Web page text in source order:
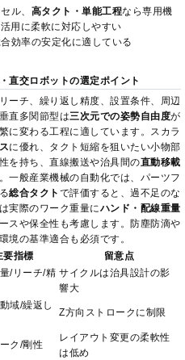
ル、 高タクト・単能工程なら専用機
用に柔軟に対応しやすい
効率の安定化に適している
直交ロボットの選定ポイント
ーチ、繰り返し精度、設置条件、周辺
直多関節型は三次元での姿勢自由度が
に変わる工程に適しています。スカラ
に優れ、タクト短縮を狙いたい小物部
を持ち、直線搬送や治具間の直動移載
一般産業機械の自動化では、パーツフ
総合タクト で評価すると、過不足のな
実際のワーク重量にハンド・配線重量
スや保全性も考慮します。防塵防滴や
境の基準適合も必須です。
要指標
留意点
/リーチ/精 サイクルは治具設計の影
響大
域/繰返し
Z方向ストロークに制限
ク/剛性
レイアウト変更の柔軟性
は低め